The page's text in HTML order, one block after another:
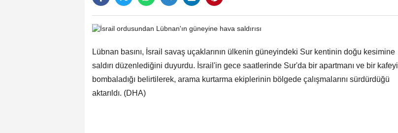
Lübnan basını, İsrail savaş uçaklarının ülkenin güneyindeki Sur kentinin doğu kesimine
saldırı düzenlediğini duyurdu. İsrail'in gece saatlerinde Sur'da bir apartmanı ve bir kafeyi
bombaladığı belirtilerek, arama kurtarma ekiplerinin bölgede çalışmalarını sürdürdüğü
aktarıldı. (DHA)